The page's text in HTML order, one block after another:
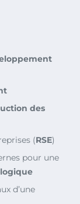
des
(RSE)
pour une
d’une